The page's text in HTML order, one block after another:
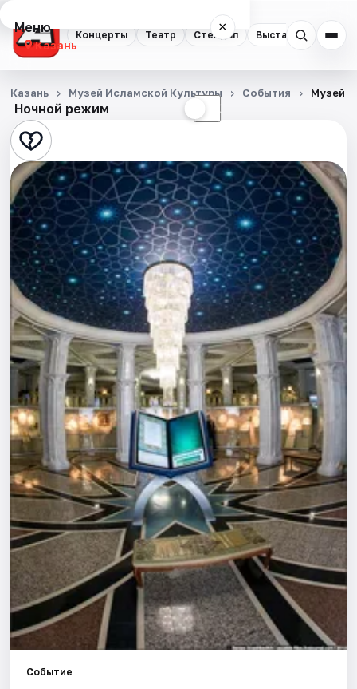
Концерты Театр Стендап Выставки
Меню ×
Казань
Концерты
Театр
Стендап
Выставки
Квесты
Экскурсии
Спорт
События
Города
Площадки
Артисты
Рейтинги
Ночной режим ☾
Казань Музей Исламской Культуры События Музей
Событие